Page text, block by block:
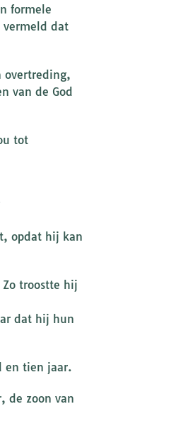
formele
vermeld dat
overtreding,
van de God
tot
opdat hij kan
troostte hij
dat hij hun
en tien jaar.
de zoon van